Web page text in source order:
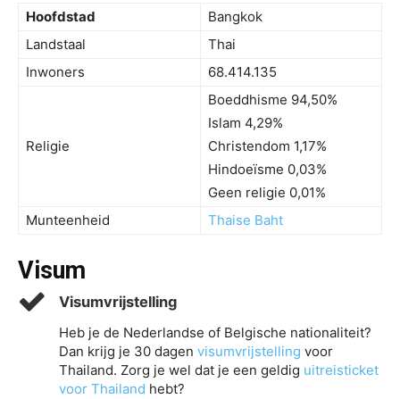
Hoofdstad
Bangkok
Landstaal
Thai
Inwoners
68.414.135
Religie
Boeddhisme 94,50%
Islam 4,29%
Christendom 1,17%
Hindoeïsme 0,03%
Geen religie 0,01%
Munteenheid
Thaise Baht
Visum
Visumvrijstelling
Heb je de Nederlandse of Belgische nationaliteit?
Dan krijg je 30 dagen visumvrijstelling voor
Thailand. Zorg je wel dat je een geldig uitreisticket
voor Thailand hebt?